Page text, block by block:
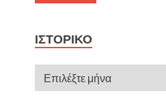
ΙΣΤΟΡΙΚΌ